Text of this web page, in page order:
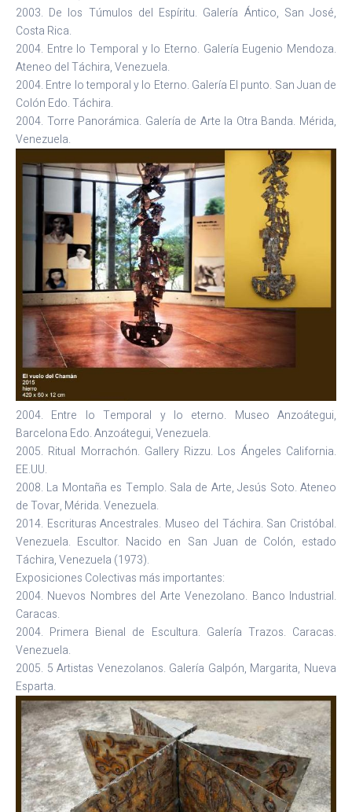
2003. De los Túmulos del Espíritu. Galería Ántico, San José,
Costa Rica.
2004. Entre lo Temporal y lo Eterno. Galería Eugenio Mendoza.
Ateneo del Táchira, Venezuela.
2004. Entre lo temporal y lo Eterno. Galería El punto. San Juan de
Colón Edo. Táchira.
2004. Torre Panorámica. Galería de Arte la Otra Banda. Mérida,
Venezuela.
2004. Entre lo Temporal y lo eterno. Museo Anzoátegui,
Barcelona Edo. Anzoátegui, Venezuela.
2005. Ritual Morrachón. Gallery Rizzu. Los Ángeles California.
EE.UU.
2008. La Montaña es Templo. Sala de Arte, Jesús Soto. Ateneo
de Tovar, Mérida. Venezuela.
2014. Escrituras Ancestrales. Museo del Táchira. San Cristóbal.
Venezuela. Escultor. Nacido en San Juan de Colón, estado
Táchira, Venezuela (1973).
Exposiciones Colectivas más importantes:
2004. Nuevos Nombres del Arte Venezolano. Banco Industrial.
Caracas.
2004. Primera Bienal de Escultura. Galería Trazos. Caracas.
Venezuela.
2005. 5 Artistas Venezolanos. Galería Galpón, Margarita, Nueva
Esparta.